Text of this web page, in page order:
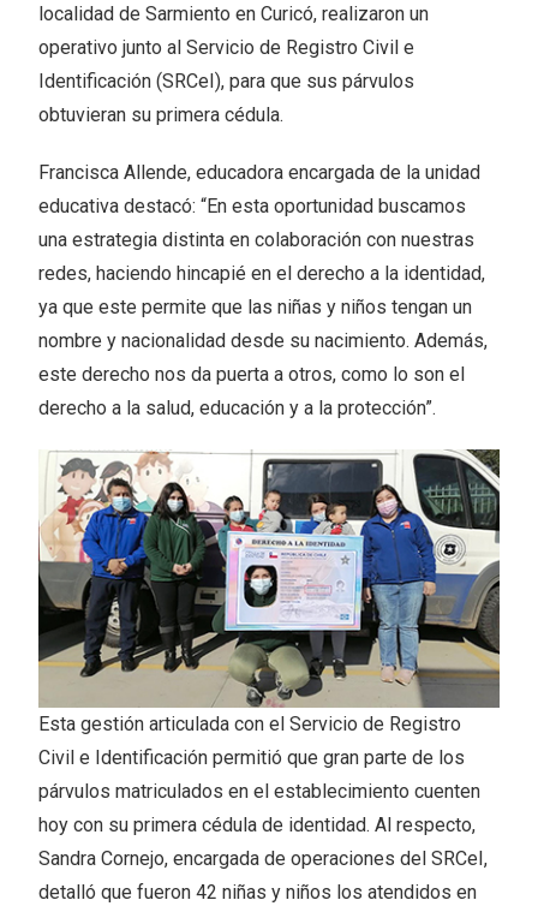
localidad de Sarmiento en Curicó, realizaron un
operativo junto al Servicio de Registro Civil e
Identificación (SRCeI), para que sus párvulos
obtuvieran su primera cédula.
Francisca Allende, educadora encargada de la unidad
educativa destacó: “En esta oportunidad buscamos
una estrategia distinta en colaboración con nuestras
redes, haciendo hincapié en el derecho a la identidad,
ya que este permite que las niñas y niños tengan un
nombre y nacionalidad desde su nacimiento. Además,
este derecho nos da puerta a otros, como lo son el
derecho a la salud, educación y a la protección”.
Esta gestión articulada con el Servicio de Registro
Civil e Identificación permitió que gran parte de los
párvulos matriculados en el establecimiento cuenten
hoy con su primera cédula de identidad. Al respecto,
Sandra Cornejo, encargada de operaciones del SRCeI,
detalló que fueron 42 niñas y niños los atendidos en